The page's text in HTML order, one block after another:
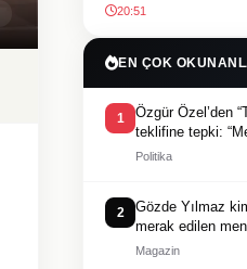
20:51
EN ÇOK
1
Özgür Özel’den
teklifine tepki:
Politika
2
Gözde Yılmaz
merak edilen
Magazin